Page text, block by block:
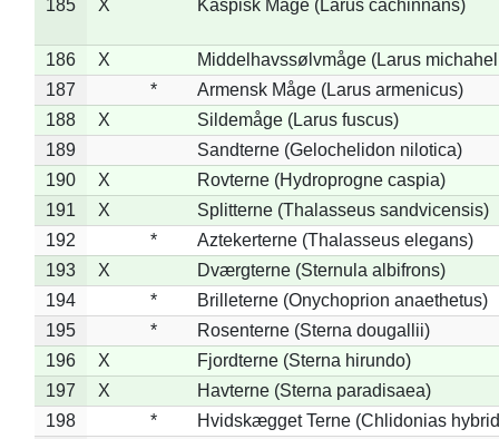
185
X Kaspisk Måge (Larus cachinnans)
186 X
Middelhavssølvmåge (Larus
187
*
Armensk Måge (Larus armenicus)
188
X
Sildemåge (Larus fuscus)
189
Sandterne (Gelochelidon nilotica)
190
X
Rovterne (Hydroprogne caspia)
191
X
Splitterne (Thalasseus sandvicensis)
192
*
Aztekerterne (Thalasseus elegans)
193
X
Dværgterne (Sternula albifrons)
194
*
Brilleterne (Onychoprion anaethetus)
195
*
Rosenterne (Sterna dougallii)
196
X
Fjordterne (Sterna hirundo)
197
X
Havterne (Sterna paradisaea)
198
*
Hvidskægget Terne (Chlidonias